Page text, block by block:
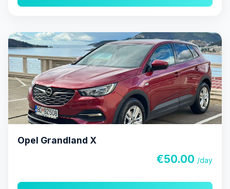
Opel Grandland X
€50.00 /day